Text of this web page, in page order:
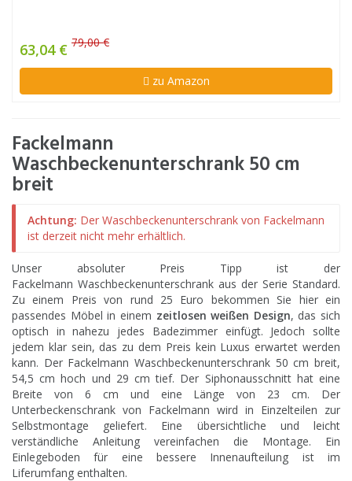
63,04 € 79,00 €
zu Amazon
Fackelmann
Waschbeckenunterschrank 50 cm
breit
Achtung: Der Waschbeckenunterschrank von Fackelmann
ist derzeit nicht mehr erhältlich.
Unser absoluter Preis Tipp ist der
Fackelmann Waschbeckenunterschrank aus der Serie Standard.
Zu einem Preis von rund 25 Euro bekommen Sie hier ein
passendes Möbel in einem zeitlosen weißen Design, das sich
optisch in nahezu jedes Badezimmer einfügt. Jedoch sollte
jedem klar sein, das zu dem Preis kein Luxus erwartet werden
kann. Der Fackelmann Waschbeckenunterschrank 50 cm breit,
54,5 cm hoch und 29 cm tief. Der Siphonausschnitt hat eine
Breite von 6 cm und eine Länge von 23 cm. Der
Unterbeckenschrank von Fackelmann wird in Einzelteilen zur
Selbstmontage geliefert. Eine übersichtliche und leicht
verständliche Anleitung vereinfachen die Montage. Ein
Einlegeboden für eine bessere Innenaufteilung ist im
Liferumfang enthalten.